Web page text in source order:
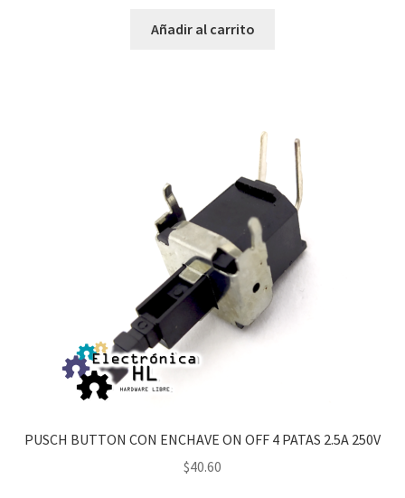
Añadir al carrito
PUSCH BUTTON CON ENCHAVE ON OFF 4 PATAS 2.5A 250V
$40.60